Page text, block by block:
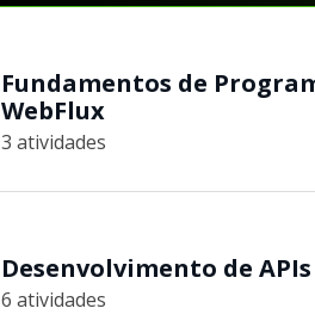
Fundamentos de
WebFlux
3 atividades
Desenvolvimento de
6 atividades